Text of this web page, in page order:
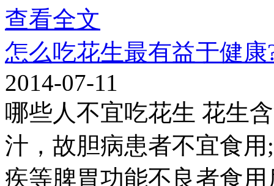
查看全文
怎么吃花生最有益于健康
2014-07-11
哪些人不宜吃花生 花生
汁，故胆病患者不宜食
疾等脾胃功能不良者食